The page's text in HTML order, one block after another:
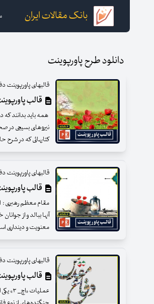
بانک مقالات ایران
دانلود طرح پاورپوینت
قالبهای
قالب
همه باید بدانند
نیروهای بسیجی در
کتابهائی که در شرح
قالبهای
قالب
مقام معظم رهبری :
آنها ببالد و از
معنویت و دینداری
قالبهای
قالب